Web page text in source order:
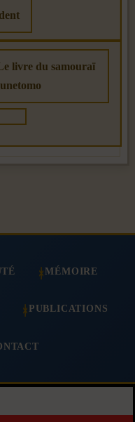
livre du samouraï
MÉMOIRE
PUBLICATIONS